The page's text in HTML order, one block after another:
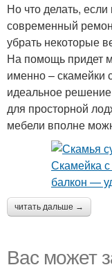
Но что делать,
современный
убрать некоторые
На помощь придет
именно –
идеальное решение
для просторной
мебели вполне
читать дальше →
Вас может